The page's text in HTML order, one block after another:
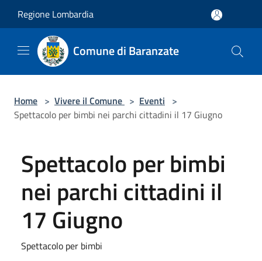
Regione Lombardia
Comune di Baranzate
Home > Vivere il Comune > Eventi >
Spettacolo per bimbi nei parchi cittadini il 17 Giugno
Spettacolo per bimbi
nei parchi cittadini il
17 Giugno
Spettacolo per bimbi